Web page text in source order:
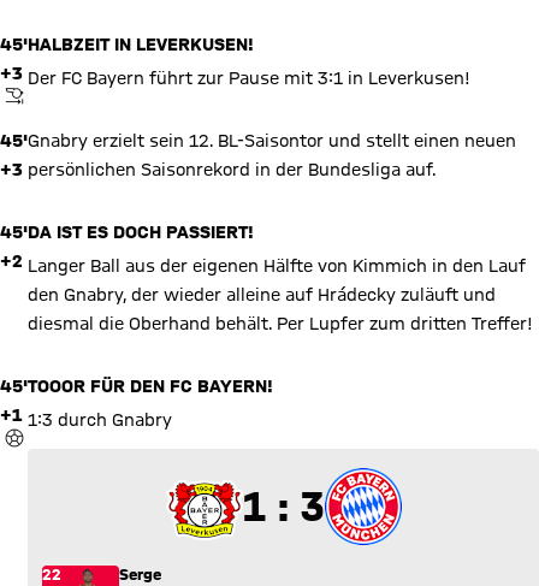
45'
+3
ABPFIFF
HALBZEIT IN LEVERKUSEN!
Der FC Bayern führt zur Pause mit 3:1 in Leverkusen!
45'
+3
Gnabry erzielt sein 12. BL-Saisontor und stellt einen neuen
persönlichen Saisonrekord in der Bundesliga auf.
45'
+2
DA IST ES DOCH PASSIERT!
Langer Ball aus der eigenen Hälfte von Kimmich in den Lauf
den Gnabry, der wieder alleine auf Hrádecky zuläuft und
diesmal die Oberhand behält. Per Lupfer zum dritten Treffer!
45'
+1
TOR
TOOOR FÜR DEN FC BAYERN!
1:3 durch Gnabry
1 zu 3
1 : 3
22
Serge